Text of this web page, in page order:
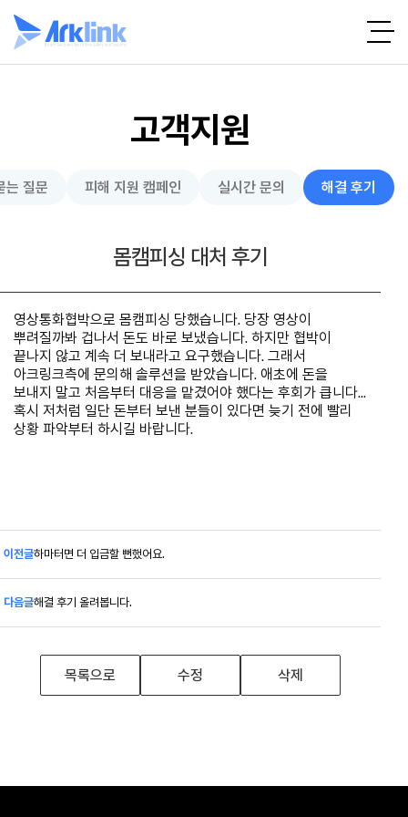
고객지원
는 질문 피해 지원 캠페인 실시간 문의 해결 후기
몸캠피싱 대처 후기
영상통화협박으로 몸캠피싱 당했습니다. 당장 영상이
뿌려질까봐 겁나서 돈도 바로 보냈습니다. 하지만 협박이
끝나지 않고 계속 더 보내라고 요구했습니다. 그래서
아크링크측에 문의해 솔루션을 받았습니다. 애초에 돈을
보내지 말고 처음부터 대응을 맡겼어야 했다는 후회가 큽니다...
혹시 저처럼 일단 돈부터 보낸 분들이 있다면 늦기 전에 빨리
상황 파악부터 하시길 바랍니다.
이전글하마터면 더 입금할 뻔했어요.
다음글해결 후기 올려봅니다.
목록으로 수정 삭제